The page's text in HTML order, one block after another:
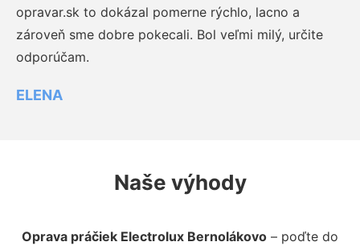
opravar.sk to dokázal pomerne rýchlo, lacno a
zároveň sme dobre pokecali. Bol veľmi milý, určite
odporúčam.
ELENA
Naše výhody
Oprava práčiek Electrolux Bernolákovo – poďte do